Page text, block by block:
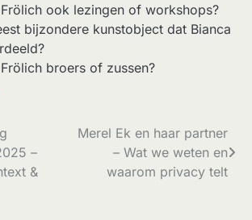
ook lezingen of workshops?
bijzondere kunstobject dat Bianca
broers of zussen?
–
&
Merel Ek en haar partner
– Wat we weten en
waarom privacy telt